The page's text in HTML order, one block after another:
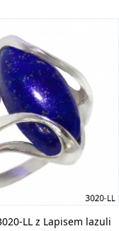
LL z Lapisem lazuli